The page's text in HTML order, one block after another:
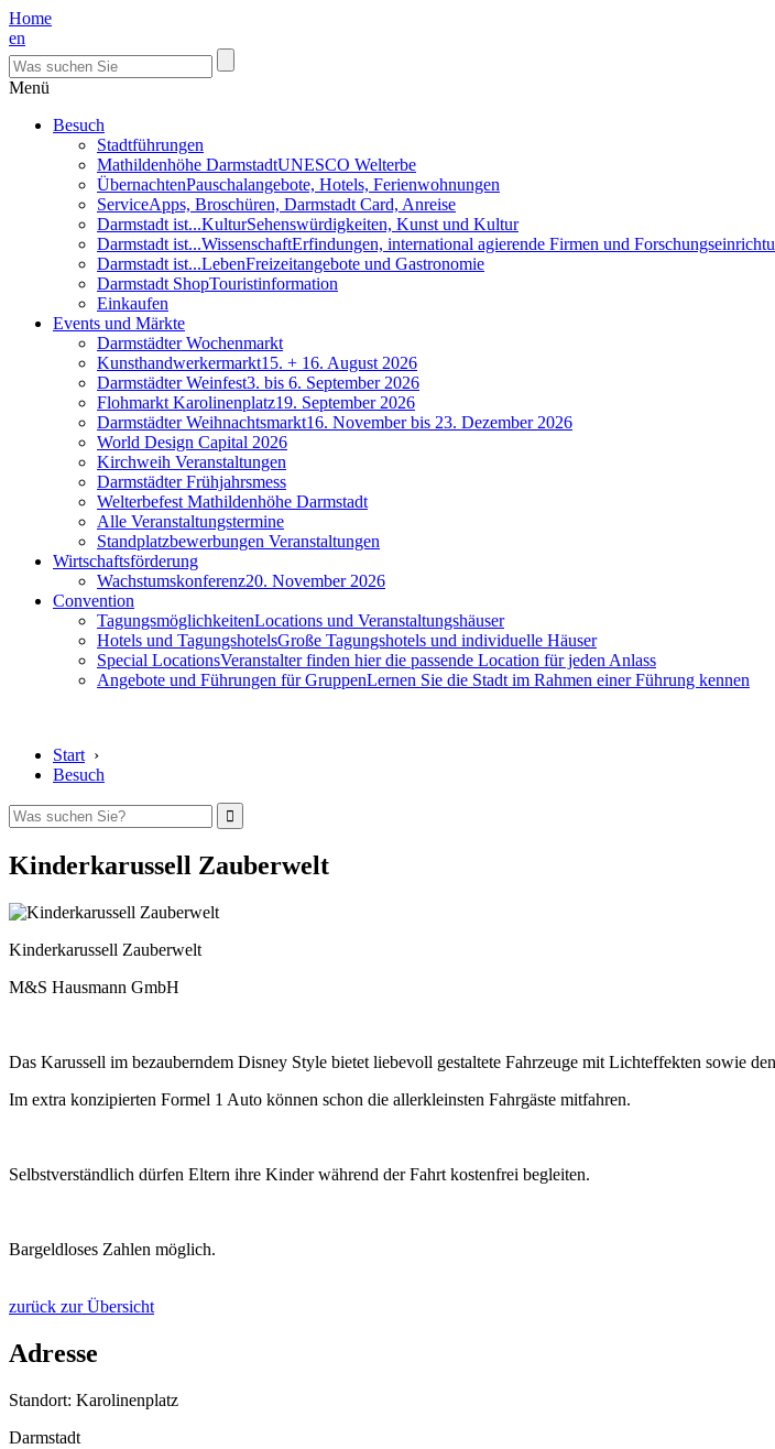
Home
en
Menü
Besuch
Stadtführungen
Mathildenhöhe DarmstadtUNESCO Welterbe
ÜbernachtenPauschalangebote, Hotels, Ferienwohnungen
ServiceApps, Broschüren, Darmstadt Card, Anreise
Darmstadt ist...KulturSehenswürdigkeiten, Kunst und Kultur
Darmstadt ist...WissenschaftErfindungen, international agierende Firmen und
Darmstadt ist...LebenFreizeitangebote und Gastronomie
Darmstadt ShopTouristinformation
Einkaufen
Events und Märkte
Darmstädter Wochenmarkt
Kunsthandwerkermarkt15. + 16. August 2026
Darmstädter Weinfest3. bis 6. September 2026
Flohmarkt Karolinenplatz19. September 2026
Darmstädter Weihnachtsmarkt16. November bis 23. Dezember 2026
World Design Capital 2026
Kirchweih Veranstaltungen
Darmstädter Frühjahrsmess
Welterbefest Mathildenhöhe Darmstadt
Alle Veranstaltungstermine
Standplatzbewerbungen Veranstaltungen
Wirtschaftsförderung
Wachstumskonferenz20. November 2026
Convention
TagungsmöglichkeitenLocations und Veranstaltungshäuser
Hotels und TagungshotelsGroße Tagungshotels und individuelle Häuser
Special LocationsVeranstalter finden hier die passende Location für jeden Anlass
Angebote und Führungen für GruppenLernen Sie die Stadt im Rahmen einer Führung kennen
Start ›
Besuch
Kinderkarussell Zauberwelt
Kinderkarussell Zauberwelt
M&S Hausmann GmbH
Das Karussell im bezauberndem Disney Style bietet liebevoll gestaltete Fahrzeuge mit Lichteffekten sowie
Im extra konzipierten Formel 1 Auto können schon die allerkleinsten Fahrgäste mitfahren.
Selbstverständlich dürfen Eltern ihre Kinder während der Fahrt kostenfrei begleiten.
Bargeldloses Zahlen möglich.
zurück zur Übersicht
Adresse
Standort: Karolinenplatz
Darmstadt